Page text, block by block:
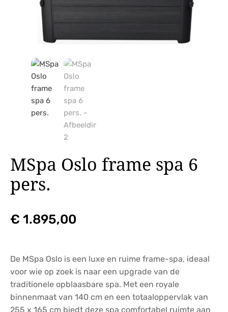
MSpa Oslo frame spa 6
pers.
€ 1.895,00
De MSpa Oslo is een luxe en ruime frame-spa, ideaal
voor wie op zoek is naar een upgrade van de
traditionele opblaasbare spa. Met een royale
binnenmaat van 140 cm en een totaaloppervlak van
255 x 165 cm biedt deze spa comfortabel ruimte aan